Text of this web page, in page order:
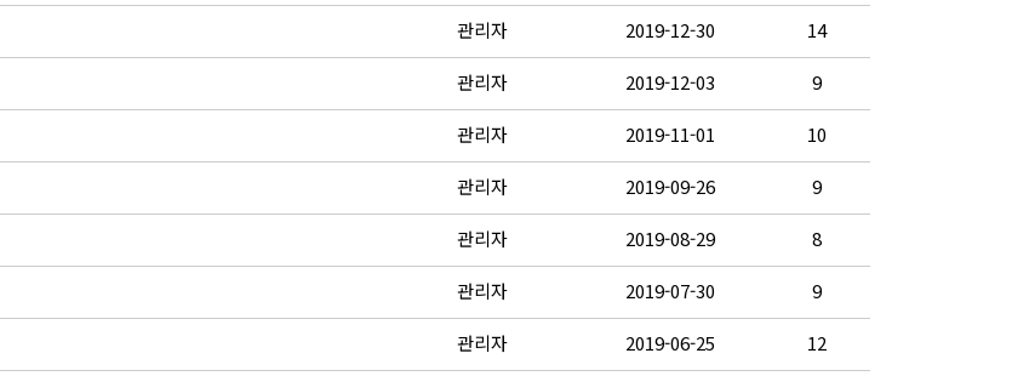
관리자 2019-12-30 14
관리자 2019-12-03 9
관리자 2019-11-01 10
관리자 2019-09-26 9
관리자 2019-08-29 8
관리자 2019-07-30 9
관리자 2019-06-25 12